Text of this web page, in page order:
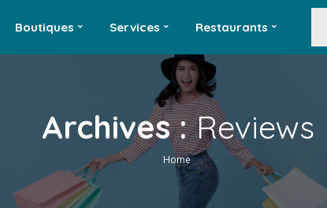
Boutiques Services Restaurants
Archives :Reviews
Home